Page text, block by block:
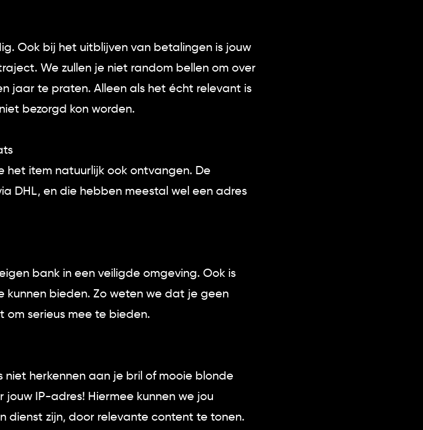
Ook bij het uitblijven van betalingen is jouw
We zullen je niet random bellen om over
jaar te praten. Alleen als het écht relevant is
bezorgd kon worden.
het item natuurlijk ook ontvangen. De
DHL, en die hebben meestal wel een adres
bank in een veiligde omgeving. Ook is
bieden. Zo weten we dat je geen
serieus mee te bieden.
herkennen aan je bril of mooie blonde
IP-adres! Hiermee kunnen we jou
dienst zijn, door relevante content te tonen.